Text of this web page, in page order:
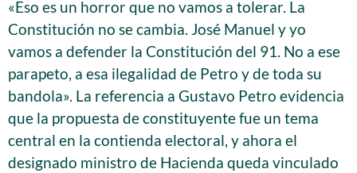
«Eso es un horror que no vamos a tolerar. La
Constitución no se cambia. José Manuel y yo
vamos a defender la Constitución del 91. No a ese
parapeto, a esa ilegalidad de Petro y de toda su
bandola». La referencia a Gustavo Petro evidencia
que la propuesta de constituyente fue un tema
central en la contienda electoral, y ahora el
designado ministro de Hacienda queda vinculado